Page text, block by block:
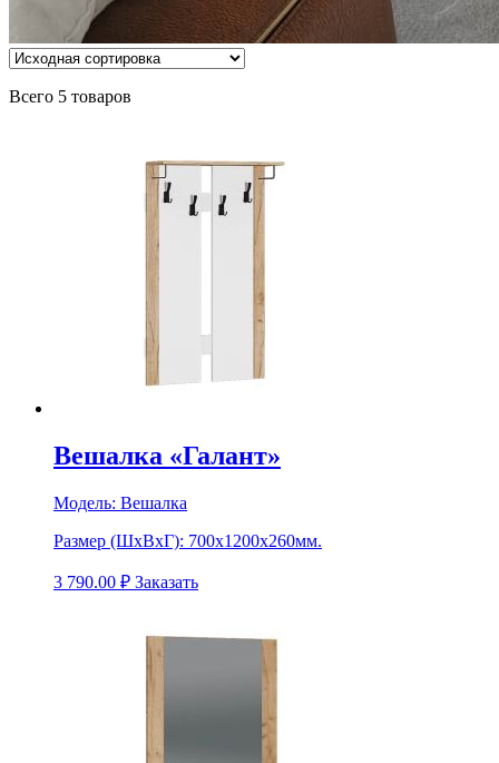
Всего 5 товаров
Вешалка «Галант»
Модель: Вешалка
Размер (ШхВхГ): 700х1200х260мм.
3 790.00 ₽ Заказать